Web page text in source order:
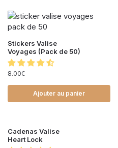
Stickers Valise
Voyages (Pack de 50)
8.00€
Ajouter au panier
Cadenas Valise
Heart Lock